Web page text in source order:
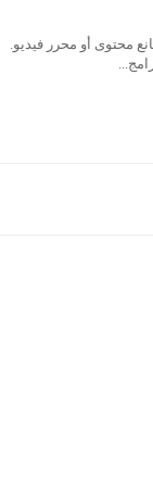
محتوى أو محرر فيديو.